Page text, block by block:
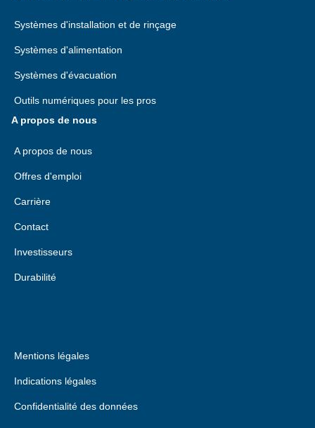
Systèmes d'installation et de rinçage
Systèmes d'alimentation
Systèmes d'évacuation
Outils numériques pour les pros
A propos de nous
A propos de nous
Offres d'emploi
Carrière
Contact
Investisseurs
Durabilité
Mentions légales
Indications légales
Confidentialité des données